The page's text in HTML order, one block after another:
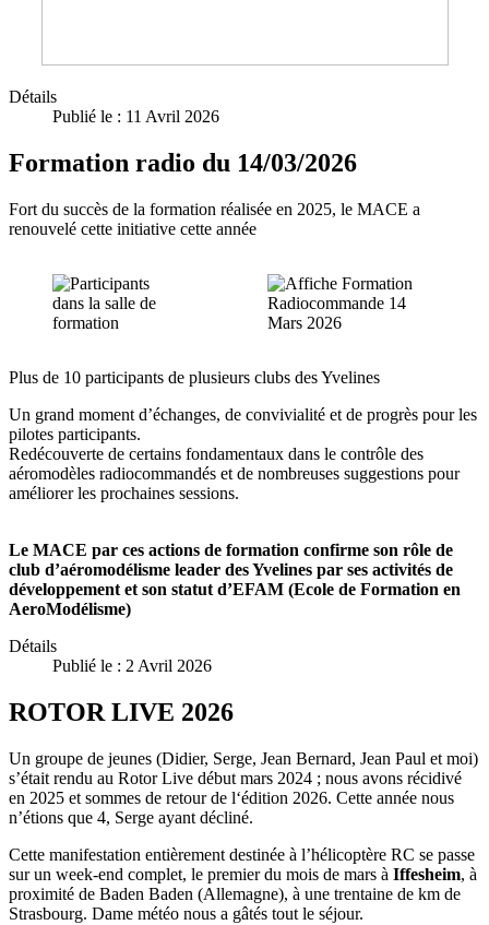
Détails
Publié le : 11 Avril 2026
Formation radio du 14/03/2026
Fort du succès de la formation réalisée en 2025, le MACE a
renouvelé cette initiative cette année
Plus de 10 participants de plusieurs clubs des Yvelines
Un grand moment d’échanges, de convivialité et de progrès pour les
pilotes participants.
Redécouverte de certains fondamentaux dans le contrôle des
aéromodèles radiocommandés et de nombreuses suggestions pour
améliorer les prochaines sessions.
Le MACE par ces actions de formation confirme son rôle de
club d’aéromodélisme leader des Yvelines par ses activités de
développement et son statut d’EFAM (Ecole de Formation en
AeroModélisme)
Détails
Publié le : 2 Avril 2026
ROTOR LIVE 2026
Un groupe de jeunes (Didier, Serge, Jean Bernard, Jean Paul et moi)
s’était rendu au Rotor Live début mars 2024 ; nous avons récidivé
en 2025 et sommes de retour de l‘édition 2026. Cette année nous
n’étions que 4, Serge ayant décliné.
Cette manifestation entièrement destinée à l’hélicoptère RC se passe
sur un week-end complet, le premier du mois de mars à Iffesheim, à
proximité de Baden Baden (Allemagne), à une trentaine de km de
Strasbourg. Dame météo nous a gâtés tout le séjour.